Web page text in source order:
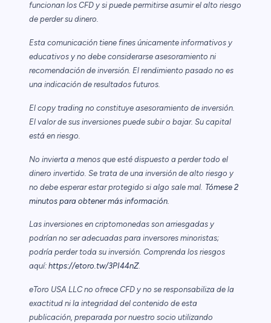
funcionan los CFD y si puede permitirse asumir el alto riesgo
de perder su dinero.
Esta comunicación tiene fines únicamente informativos y
educativos y no debe considerarse asesoramiento ni
recomendación de inversión. El rendimiento pasado no es
una indicación de resultados futuros.
El copy trading no constituye asesoramiento de inversión.
El valor de sus inversiones puede subir o bajar. Su capital
está en riesgo.
No invierta a menos que esté dispuesto a perder todo el
dinero invertido. Se trata de una inversión de alto riesgo y
no debe esperar estar protegido si algo sale mal. Tómese 2
minutos para obtener más información.
Las inversiones en criptomonedas son arriesgadas y
podrían no ser adecuadas para inversores minoristas;
podría perder toda su inversión. Comprenda los riesgos
aquí: https://etoro.tw/3PI44nZ.
eToro USA LLC no ofrece CFD y no se responsabiliza de la
exactitud ni la integridad del contenido de esta
publicación, preparada por nuestro socio utilizando